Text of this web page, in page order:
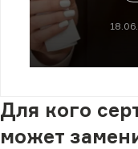
Для кого
может